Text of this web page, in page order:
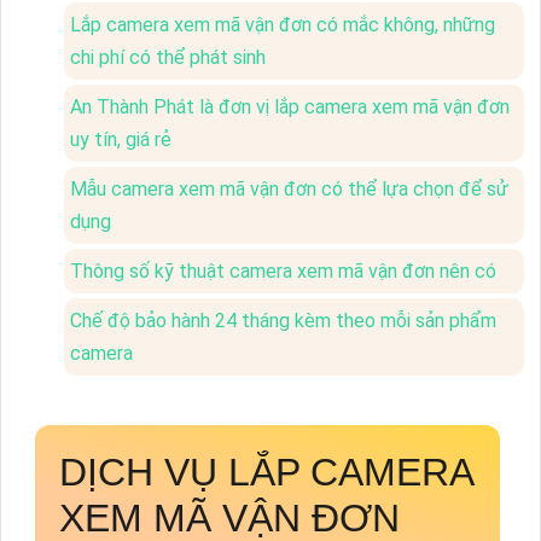
Lắp camera xem mã vận đơn có mắc không, những
chi phí có thể phát sinh
An Thành Phát là đơn vị lắp camera xem mã vận đơn
uy tín, giá rẻ
Mẫu camera xem mã vận đơn có thể lựa chọn để sử
dụng
Thông số kỹ thuật camera xem mã vận đơn nên có
Chế độ bảo hành 24 tháng kèm theo mỗi sản phẩm
camera
DỊCH VỤ LẮP CAMERA
XEM MÃ VẬN ĐƠN